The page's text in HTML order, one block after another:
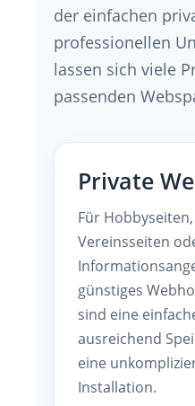
der einfachen
professionellen
lassen sich viele
passenden
Private
Für
Vereinsseiten
günstiges
sind eine
ausreichend
eine
Installation.